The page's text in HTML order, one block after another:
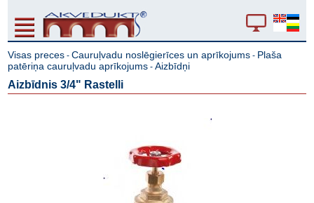
Visas preces -Cauruļvadu noslēgierīces un aprīkojums - Plaša
patēriņa cauruļvadu aprīkojums -Aizbīdņi
Aizbīdnis 3/4" Rastelli